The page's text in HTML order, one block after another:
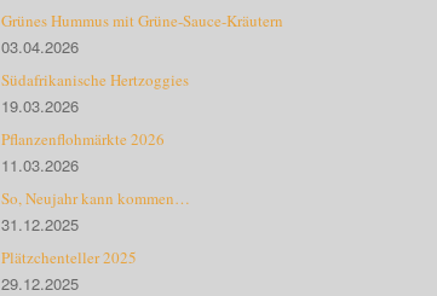
Grünes Hummus mit Grüne-Sauce-Kräutern
03.04.2026
Südafrikanische Hertzoggies
19.03.2026
Pflanzenflohmärkte 2026
11.03.2026
So, Neujahr kann kommen…
31.12.2025
Plätzchenteller 2025
29.12.2025